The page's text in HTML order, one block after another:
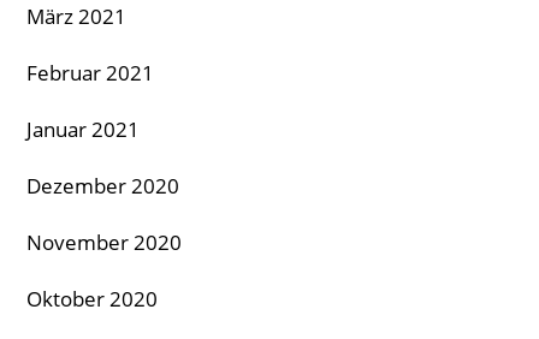
März 2021
Februar 2021
Januar 2021
Dezember 2020
November 2020
Oktober 2020